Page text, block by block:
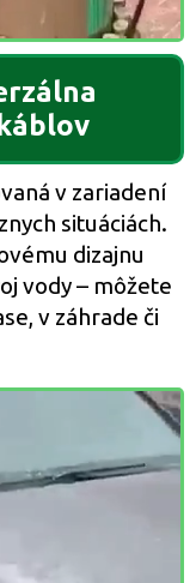
v zariadení
situáciách.
dizajnu
vody – môžete
v záhrade či